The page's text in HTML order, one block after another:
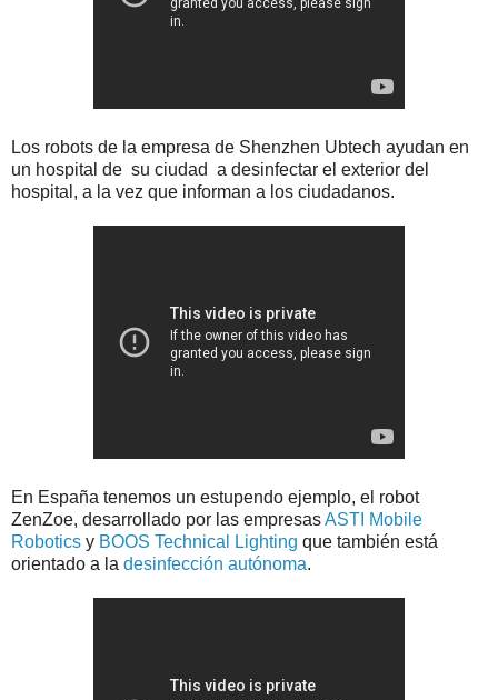
Los robots de la empresa de Shenzhen Ubtech ayudan en
un hospital de su ciudad a desinfectar el exterior del
hospital, a la vez que informan a los ciudadanos.
En España tenemos un estupendo ejemplo, el robot
ZenZoe, desarrollado por las empresasASTI Mobile
Robotics y BOOS Technical Lighting que también está
orientado a la desinfección autónoma.